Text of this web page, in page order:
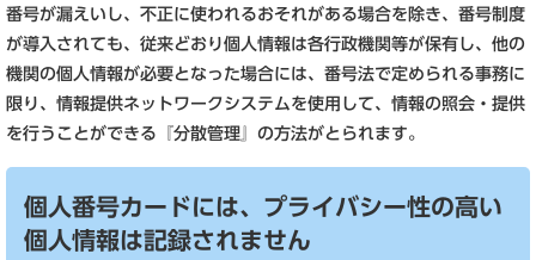
番号が漏えいし、不正に使われるおそれがある場合を除き、番号制度
が導入されても、従来どおり個人情報は各行政機関等が保有し、他の
機関の個人情報が必要となった場合には、番号法で定められる事務に
限り、情報提供ネットワークシステムを使用して、情報の照会・提供
を行うことができる『分散管理』の方法がとられます。
個人番号カードには、プライバシー性の高い
個人情報は記録されません